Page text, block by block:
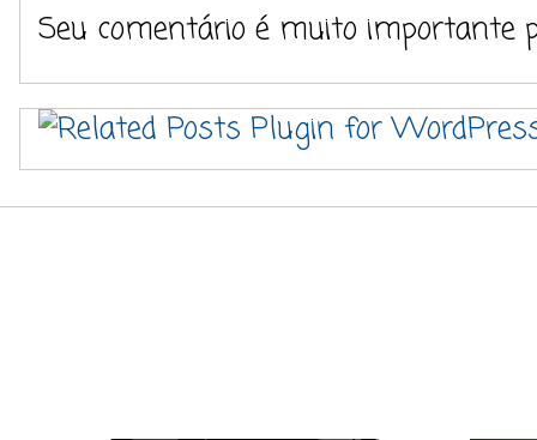
Seu comentário é muito importante